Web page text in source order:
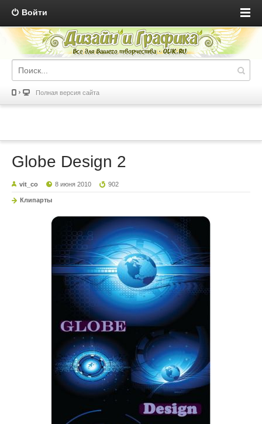
Войти
Полная версия сайта
Globe Design 2
vit_co 8 июня 2010 902
Клипарты